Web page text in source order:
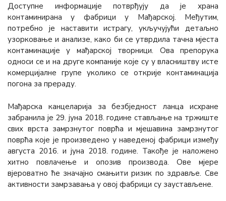
Доступне информације потврђују да је храна
контаминирана у фабрици у Мађарској. Међутим,
потребно је наставити истрагу, укључујући детаљно
узорковање и анализе, како би се утврдила тачна мјеста
контаминације у мађарској творници. Ова препорука
односи се и на друге компаније које су у власништву исте
комерцијалне групе уколико се открије контаминација
погона за прераду.
Мађарска канцеларија за безбједност ланца исхране
забранила је 29. јуна 2018. године стављање на тржиште
свих врста замрзнутог поврћа и мјешавина замрзнутог
поврћа које је произведено у наведеној фабрици између
августа 2016. и јуна 2018. године. Такође је наложено
хитно повлачење и опозив производа. Ове мјере
вјероватно ће значајно смањити ризик по здравље. Све
активности замрзавања у овој фабрици су заустављене.